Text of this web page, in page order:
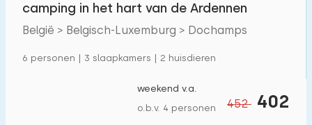
camping in het hart van de Ardennen
België > Belgisch-Luxemburg > Dochamps
6 personen | 3 slaapkamers | 2 huisdieren
452 402
weekend v.a.
o.b.v. 4 personen